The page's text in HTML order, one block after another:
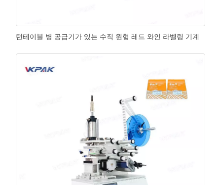
턴테이블 병 공급기가 있는 수직 원형 레드 와인 라벨링 기계